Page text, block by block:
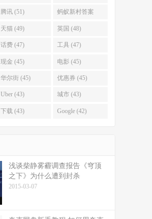
腾讯 (51) 蚂蚁新村答案
(51)
天猫 (49) 英国 (48)
话费 (47) 工具 (47)
现金 (45) 电影 (45)
华尔街 (45) 优惠券 (45)
Uber (43) 城市 (43)
下载 (43) Google (42)
浅谈柴静雾霾调查报告《穹顶
之下》为什么遭到封杀
2015-03-07